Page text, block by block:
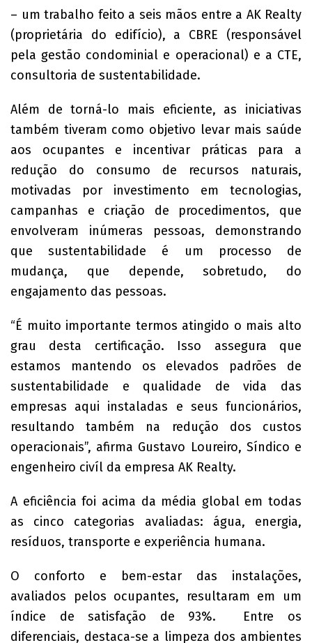
– um trabalho feito a seis mãos entre a AK Realty
(proprietária do edifício), a CBRE (responsável
pela gestão condominial e operacional) e a CTE,
consultoria de sustentabilidade.
Além de torná-lo mais eficiente, as iniciativas
também tiveram como objetivo levar mais saúde
aos ocupantes e incentivar práticas para a
redução do consumo de recursos naturais,
motivadas por investimento em tecnologias,
campanhas e criação de procedimentos, que
envolveram inúmeras pessoas, demonstrando
que sustentabilidade é um processo de
mudança, que depende, sobretudo, do
engajamento das pessoas.
“É muito importante termos atingido o mais alto
grau desta certificação. Isso assegura que
estamos mantendo os elevados padrões de
sustentabilidade e qualidade de vida das
empresas aqui instaladas e seus funcionários,
resultando também na redução dos custos
operacionais”, afirma Gustavo Loureiro, Síndico e
engenheiro civíl da empresa AK Realty.
A eficiência foi acima da média global em todas
as cinco categorias avaliadas: água, energia,
resíduos, transporte e experiência humana.
O conforto e bem-estar das instalações,
avaliados pelos ocupantes, resultaram em um
índice de satisfação de 93%. Entre os
diferenciais, destaca-se a limpeza dos ambientes